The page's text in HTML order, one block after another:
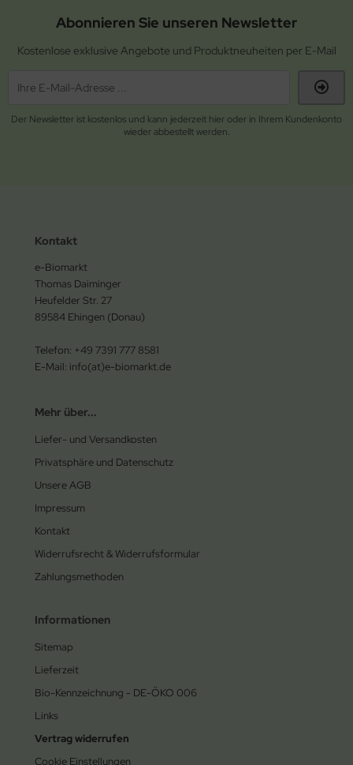
Abonnieren Sie unseren Newsletter
Kostenlose exklusive Angebote und Produktneuheiten per E-Mail
Der Newsletter ist kostenlos und kann jederzeit hier oder in Ihrem Kundenkonto
wieder abbestellt werden.
Kontakt
e-Biomarkt
Thomas Daiminger
Heufelder Str. 27
89584 Ehingen (Donau)
Telefon: +49 7391 777 8581
E-Mail: info(at)e-biomarkt.de
Mehr über...
Liefer- und Versandkosten
Privatsphäre und Datenschutz
Unsere AGB
Impressum
Kontakt
Widerrufsrecht & Widerrufsformular
Zahlungsmethoden
Informationen
Sitemap
Lieferzeit
Bio-Kennzeichnung - DE-ÖKO 006
Links
Vertrag widerrufen
Cookie Einstellungen